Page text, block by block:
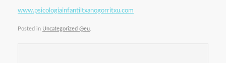
www.psicologiainfantiltxanogorritxu.com
Posted in Uncategorized @eu